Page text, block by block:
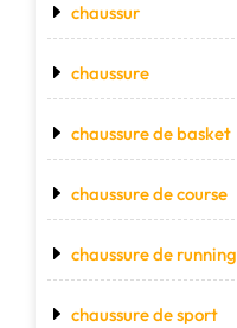
chaussur
chaussure
chaussure de basket
chaussure de course
chaussure de running
chaussure de sport